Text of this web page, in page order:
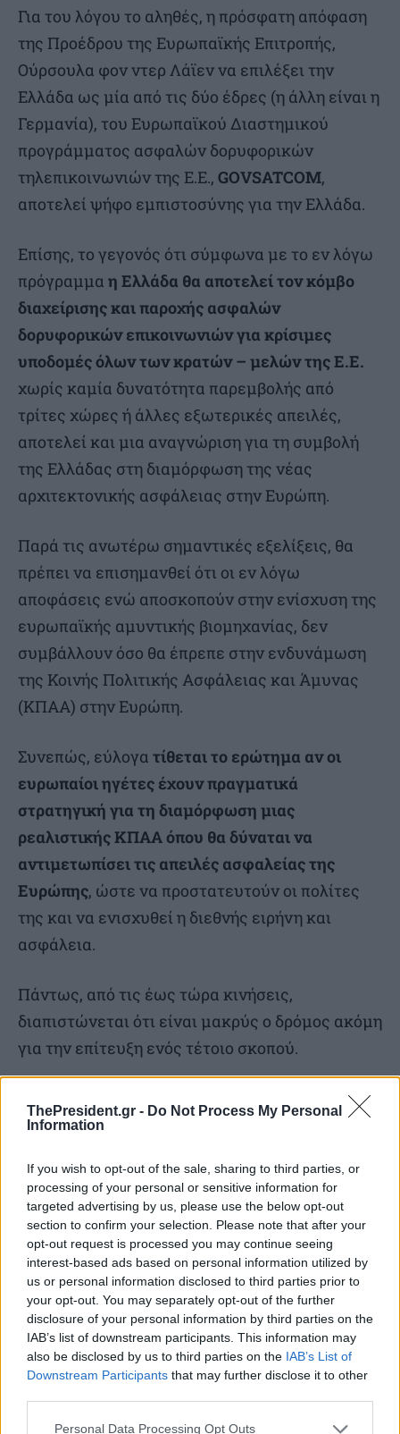
ThePresident.gr - Do Not Process My Personal
Information
If you wish to opt-out of the sale, sharing to third parties, or
processing of your personal or sensitive information for
targeted advertising by us, please use the below opt-out
section to confirm your selection. Please note that after your
opt-out request is processed you may continue seeing
interest-based ads based on personal information utilized by
us or personal information disclosed to third parties prior to
your opt-out. You may separately opt-out of the further
disclosure of your personal information by third parties on the
IAB’s list of downstream participants. This information may
also be disclosed by us to third parties on the IAB’s List of
Downstream Participants that may further disclose it to other
Personal Data Processing Opt Outs
Για του λόγου το αληθές, η πρόσφατη απόφαση
της Προέδρου της Ευρωπαϊκής Επιτροπής,
Ούρσουλα φον ντερ Λάϊεν να επιλέξει την
Ελλάδα ως μία από τις δύο έδρες (η άλλη είναι η
Γερμανία), του Ευρωπαϊκού Διαστημικού
προγράμματος ασφαλών δορυφορικών
τηλεπικοινωνιών της Ε.Ε., GOVSATCOM,
αποτελεί ψήφο εμπιστοσύνης για την Ελλάδα.
Επίσης, το γεγονός ότι σύμφωνα με το εν λόγω
πρόγραμμα η Ελλάδα θα αποτελεί τον κόμβο
διαχείρισης και παροχής ασφαλών
δορυφορικών επικοινωνιών για κρίσιμες
υποδομές όλων των κρατών – μελών της Ε.Ε.
χωρίς καμία δυνατότητα παρεμβολής από
τρίτες χώρες ή άλλες εξωτερικές απειλές,
αποτελεί και μια αναγνώριση για τη συμβολή
της Ελλάδας στη διαμόρφωση της νέας
αρχιτεκτονικής ασφάλειας στην Ευρώπη.
Παρά τις ανωτέρω σημαντικές εξελίξεις, θα
πρέπει να επισημανθεί ότι οι εν λόγω
αποφάσεις ενώ αποσκοπούν στην ενίσχυση της
ευρωπαϊκής αμυντικής βιομηχανίας, δεν
συμβάλλουν όσο θα έπρεπε στην ενδυνάμωση
της Κοινής Πολιτικής Ασφάλειας και Άμυνας
(ΚΠΑΑ) στην Ευρώπη.
Συνεπώς, εύλογα τίθεται το ερώτημα αν οι
ευρωπαίοι ηγέτες έχουν πραγματικά
στρατηγική για τη διαμόρφωση μιας
ρεαλιστικήςΚΠΑΑ όπου θα δύναται να
αντιμετωπίσει τις απειλές ασφαλείας της
Ευρώπης, ώστε να προστατευτούν οι πολίτες
της και να ενισχυθεί η διεθνής ειρήνη και
ασφάλεια.
Πάντως, από τις έως τώρα κινήσεις,
διαπιστώνεται ότι είναι μακρύς ο δρόμος ακόμη
για την επίτευξη ενός τέτοιο σκοπού.
Προς επίρρωση της εν λόγω άποψης, αξίζει να
επισημανθούν κάποια στοιχεία για τα οποία δεν
Άμυνα που μόλις εκδόθηκε.
Συγκεκριμένα, ηΣυνθήκη του Άμστερνταμ το
1997, έκανε αναφορά σε μια πιο ενεργή Ευρώπη
στον τομέα της ασφάλειας, ενσωματώνοντας
ταστρατιωτικά καθήκοντα τύπου Petersberg .
Τα καθήκοντα Petersberg αφορούν σε
κινητοποίηση συμβατικών στρατιωτικών
δυνάμεων για τη διεξαγωγή των ακολούθων